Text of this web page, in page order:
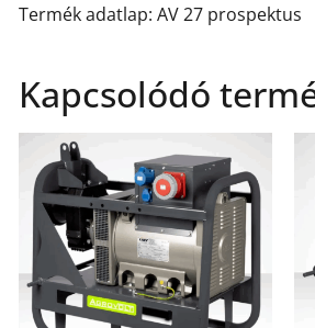
Termék adatlap: AV 27 prospektus
Kapcsolódó